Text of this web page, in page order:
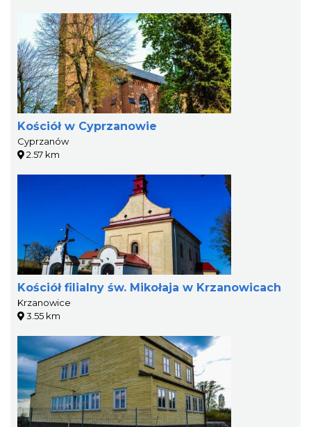
Kościół w Cyprzanowie
Cyprzanów
2.57 km
Kościół filialny św. Mikołaja w Krzanowicach
Krzanowice
3.55 km